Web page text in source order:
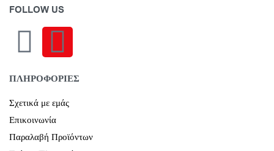
FOLLOW US
ΠΛΗΡΟΦΟΡΙΕΣ
Σχετικά με εμάς
Επικοινωνία
Παραλαβή Προϊόντων